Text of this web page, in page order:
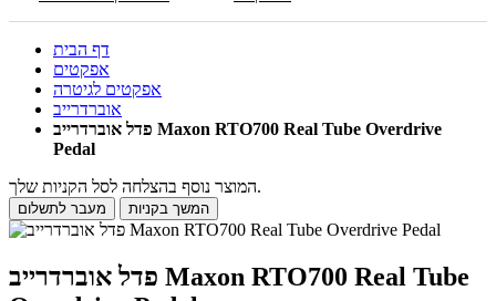
דף הבית
אפקטים
אפקטים לגיטרה
אוברדרייב
פדל אוברדרייב Maxon RTO700 Real Tube Overdrive
Pedal
המוצר נוסף בהצלחה לסל הקניות שלך.
מעבר לתשלום המשך בקניות
פדל אוברדרייב Maxon RTO700 Real Tube